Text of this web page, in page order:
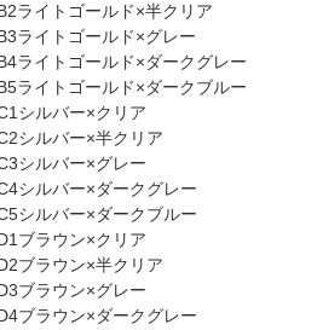
ライトゴールド×半クリア
ライトゴールド×グレー
ライトゴールド×ダークグレー
ライトゴールド×ダークブルー
シルバー×クリア
シルバー×半クリア
シルバー×グレー
シルバー×ダークグレー
シルバー×ダークブルー
ブラウン×クリア
ブラウン×半クリア
ブラウン×グレー
ブラウン×ダークグレー